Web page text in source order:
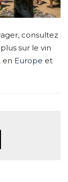
consultez
sur le vin
, en Europe et